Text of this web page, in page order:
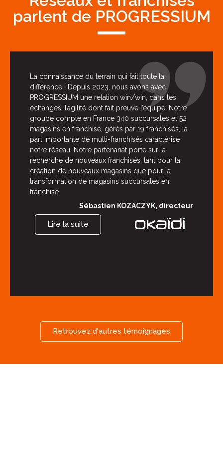
parlent de PROGRESSIUM
La connaissance du terrain qui fait toute la
différence ! Depuis 2023, nous avons avec
PROGRESSIUM une relation win/win, dans les
échanges, l’agilité dont fait preuve l’équipe. Notre
groupe compte en France 340 succursales et 52
magasins en franchise, gérés par 19 franchisés, la
part importante de multi-franchisés caractérise
notre réseau. Notre partenariat porte sur la
recherche de nouveaux franchisés, tant pour la
création de nouveaux magasins que pour la
transformation de magasins succursales en
franchise.
Sébastien KOZACZYK, directeur
Lire la suite
Retrouvez d'autres témoignages